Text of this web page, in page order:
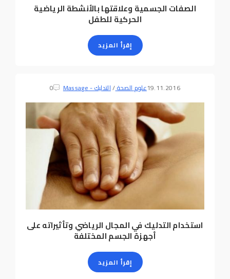
الصفات الجسمية وعلاقتها بالأنشطة الرياضية
الحركية للطفل
إقرأ المزيد
19.11.2016علوم الصحة/التدليك - Massage 0
استخدام التدليك في المجال الرياضي وتأثيراته على
أجهزة الجسم المختلفة
إقرأ المزيد